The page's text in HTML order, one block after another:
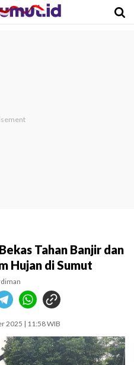
Tahan Banjir dan
Hujan di Sumut
2025 | 11:58 WIB